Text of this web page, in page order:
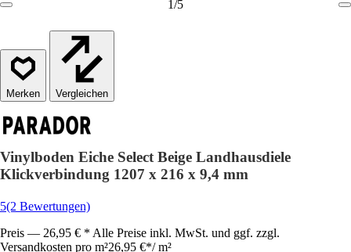
1/5
Vergleichen
Vinylboden Eiche Select Beige Landhausdiele
Klickverbindung 1207 x 216 x 9,4 mm
5(2 Bewertungen)
Preis — 26,95 € * Alle Preise inkl. MwSt. und ggf. zzgl.
Versandkosten pro m²26,95 €*/ m²